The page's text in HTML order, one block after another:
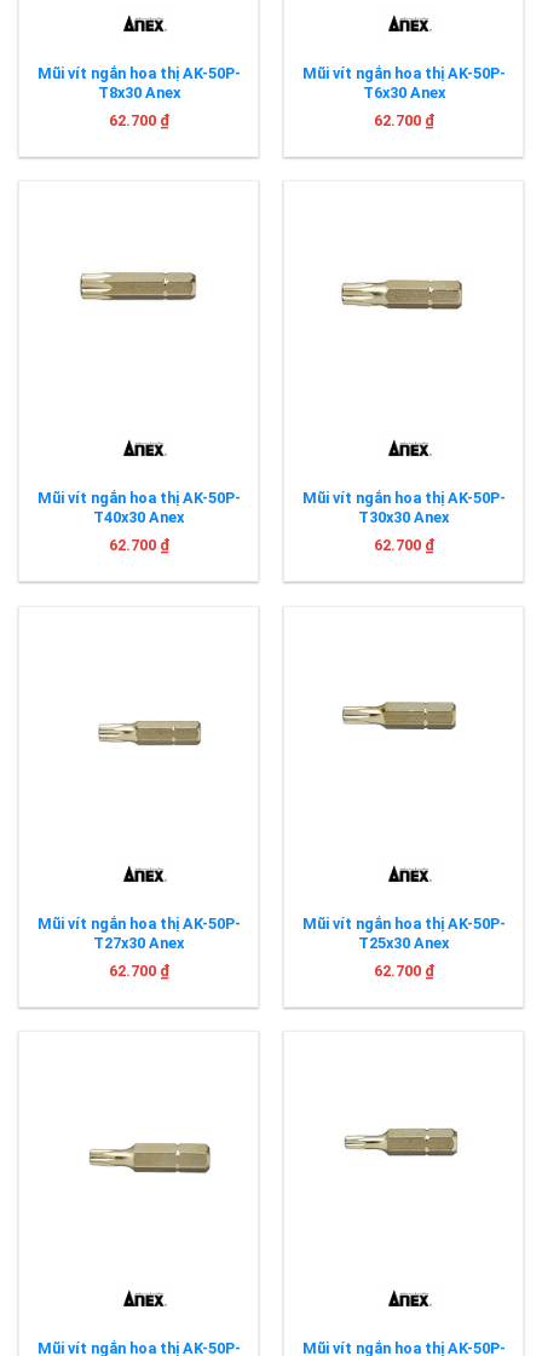
Mũi vít ngắn hoa thị AK-50P-
T8x30 Anex
62.700 ₫
Mũi vít ngắn hoa thị AK-50P-
T6x30 Anex
62.700 ₫
Mũi vít ngắn hoa thị AK-50P-
T40x30 Anex
62.700 ₫
Mũi vít ngắn hoa thị AK-50P-
T30x30 Anex
62.700 ₫
Mũi vít ngắn hoa thị AK-50P-
T27x30 Anex
62.700 ₫
Mũi vít ngắn hoa thị AK-50P-
T25x30 Anex
62.700 ₫
Mũi vít ngắn hoa thị AK-50P-
Mũi vít ngắn hoa thị AK-50P-